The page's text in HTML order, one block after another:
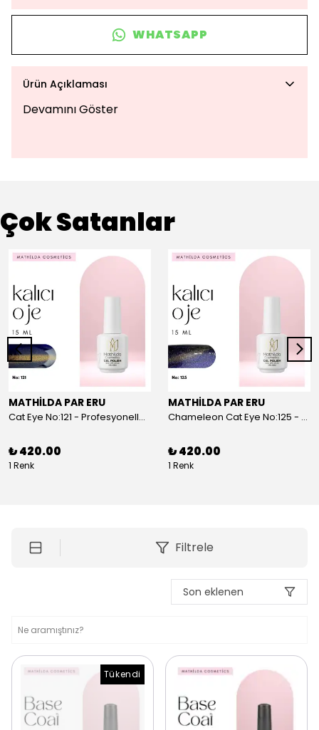
WHATSAPP
Ürün Açıklaması
Devamını Göster
Çok Satanlar
MATHİLDA PAR ERU
Cat Eye No:121 - Profesyoneller İçin Yüksek Pigmentasyonlu UV/LED Oje 15ml
₺ 420.00
1 Renk
MATHİLDA PAR ERU
Chameleon Cat Eye No:125 - Profesyoneller İçin Yüksek Pigmentasyonlu UV/LED Oje | 15ml
₺ 420.00
1 Renk
Filtrele
Son eklenen
Tükendi